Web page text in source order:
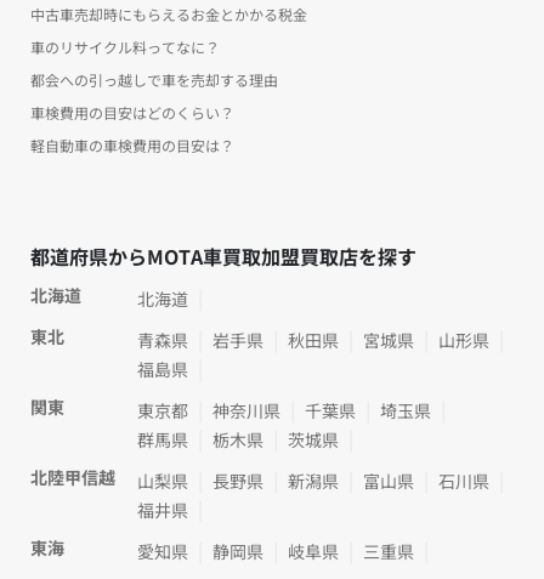
中古車売却時にもらえるお金とかかる税金
車のリサイクル料ってなに？
都会への引っ越しで車を売却する理由
車検費用の目安はどのくらい？
軽自動車の車検費用の目安は？
都道府県からMOTA車買取加盟買取店を探す
北海道
北海道
東北
青森県 岩手県 秋田県 宮城県
山形県
福島県
関東
東京都 神奈川県 千葉県
埼玉県
群馬県
栃木県
茨城県
北陸甲信越
山梨県 長野県 新潟県 富山県
石川県
福井県
東海
愛知県 静岡県 岐阜県
三重県